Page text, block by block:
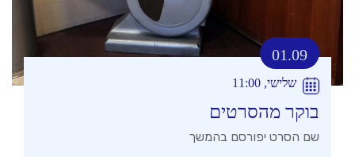
01.09
שלישי, 11:00
בוקר מהסרטים
שם הסרט יפורסם בהמשך